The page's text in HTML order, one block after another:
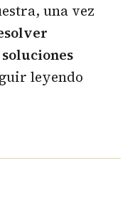
una vez
leyendo